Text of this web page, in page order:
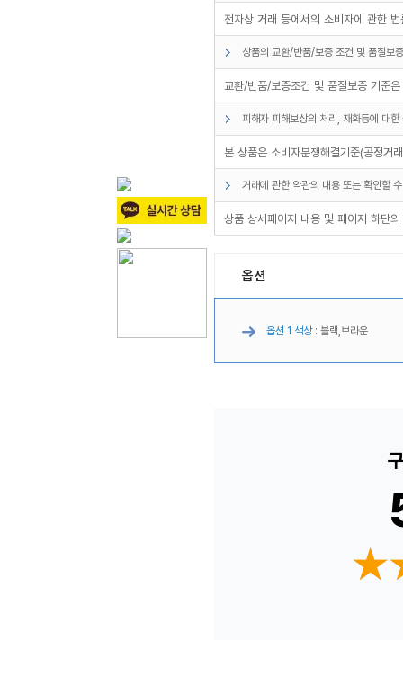
전자상 거래 등에서의 소비자에 관한
상품의 교환/반품/보증 조건 및 품질보
교환/반품/보증조건 및 품질보증 기준
피해자 피해보상의 처리, 재화등에 대
본 상품은 소비자분쟁해결기준(공정거
거래에 관한 약관의 내용 또는 확인할
상품 상세페이지 내용 및 페이지 하단
옵션
옵션 1 색상 : 블랙,브라운